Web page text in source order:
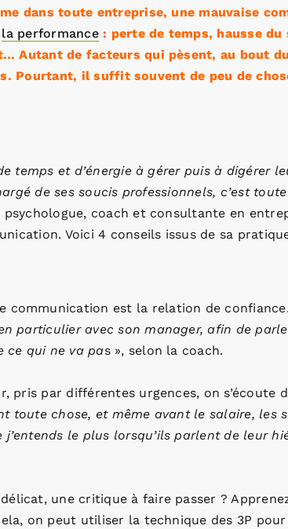
dans toute entreprise, une mauvaise
la performance: perte de temps, hausse du
Autant de facteurs qui pèsent, au bout
Pourtant, il suffit souvent de peu de
temps et d’énergie à gérer puis à digérer
de ses soucis professionnels, c’est
psychologue, coach et consultante en
Voici 4 conseils issus de sa
communication est la relation de
particulier avec son manager, afin de
ce qui ne va pas », selon la coach.
pris par différentes urgences, on s’écoute
toute chose, et même avant le salaire, les
j’entends le plus lorsqu’ils parlent de leur
délicat, une critique à faire passer ?
on peut utiliser la technique des 3P pour